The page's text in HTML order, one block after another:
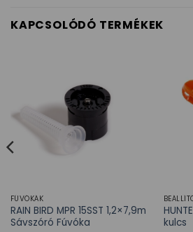
KAPCSOLÓDÓ TERMÉKEK
FÚVÓKÁK
RAIN BIRD MPR 15SST 1,2×7,9m
Sávszóró Fúvóka
kulcs